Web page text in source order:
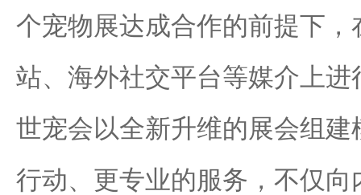
个宠物展达成合作的前提下
站、海外社交平台等媒介上
世宠会以全新升维的展会组
行动、更专业的服务，不仅